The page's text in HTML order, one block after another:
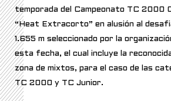
temporada del Campeonato TC 2000
“Heat Extracorto” en alusión al
1.655 m seleccionado por la
esta fecha, el cual incluye la
zona de mixtos, para el caso de las
TC 2000 y TC Junior.